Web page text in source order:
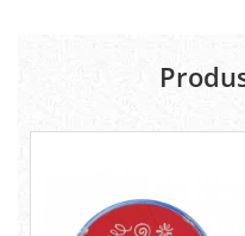
Markere creta lichida
Markere Permanente
Markere Whiteboard